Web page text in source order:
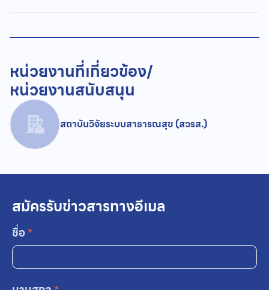
หน่วยงานที่เกี่ยวข้อง/
หน่วยงานสนับสนุน
สถาบันวิจัยระบบสาธารณสุข (สวรส.)
สมัครรับข่าวสารทางอีเมล
ชื่อ*